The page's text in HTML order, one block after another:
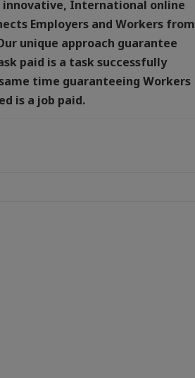
innovative, International online
Employers and Workers from
unique approach guarantee
paid is a task successfully
time guaranteeing Workers
is a job paid.